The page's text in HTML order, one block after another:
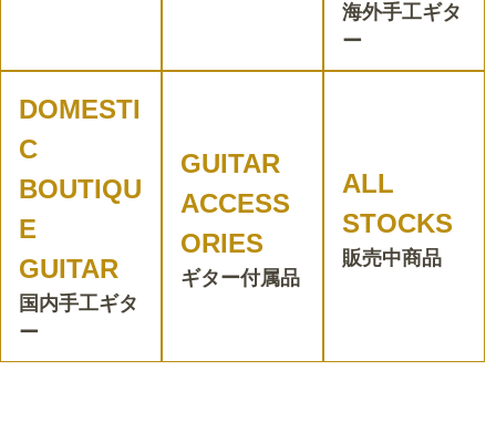
海外手工ギタ
ー
DOMESTI
C
BOUTIQU
E
GUITAR
国内手工ギタ
ー
GUITAR
ACCESS
ORIES
ギター付属品
ALL
STOCKS
販売中商品